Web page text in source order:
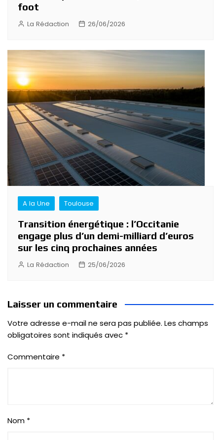
foot
La Rédaction 26/06/2026
A la Une Toulouse
Transition énergétique : l’Occitanie
engage plus d’un demi-milliard d’euros
sur les cinq prochaines années
La Rédaction 25/06/2026
Laisser un commentaire
Votre adresse e-mail ne sera pas publiée. Les champs
obligatoires sont indiqués avec *
Commentaire *
Nom *